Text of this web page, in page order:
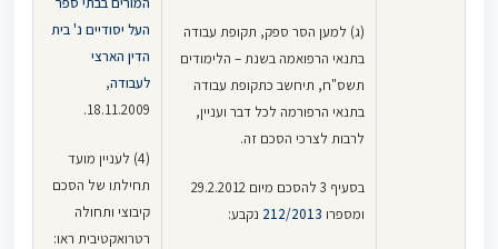
(ג) למען הסר ספק, תקופת עבודה
בתנאי הרפואמה בשנת – הלימודים
תשס"ח, תיחשב כתקופת עבודה
בתנאי הרפורמה לכל דבר ועניין,
לרבות לצרכי הסכם זה.
בסעיף 3 להסכם מיום 29.2.2012
ומספרו 212/2013 נקבע:
העל יסודיים נ' בית
הדין הארצי
לעבודה,
18.11.2009.
(4) לעניין מועד
תחילתו של הסכם
קיבוצי ותחולה
רטרואקטיבית ראו: